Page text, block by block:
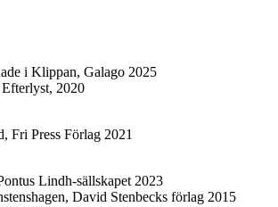
i Klippan, Galago 2025
2020
Fri Press Förlag 2021
Lindh-sällskapet 2023
David Stenbecks förlag 2015